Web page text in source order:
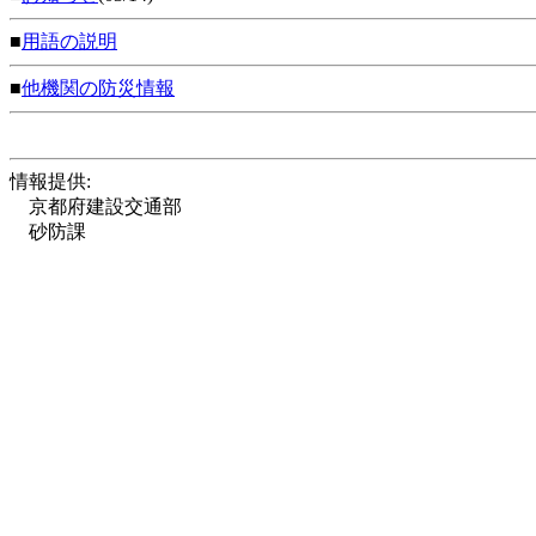
■用語の説明
■他機関の防災情報
情報提供:
京都府建設交通部
砂防課